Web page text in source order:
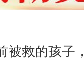
被救的孩子